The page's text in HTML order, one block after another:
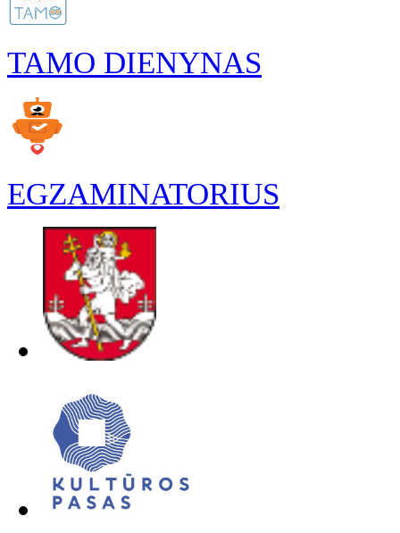
TAMO DIENYNAS
EGZAMINATORIUS